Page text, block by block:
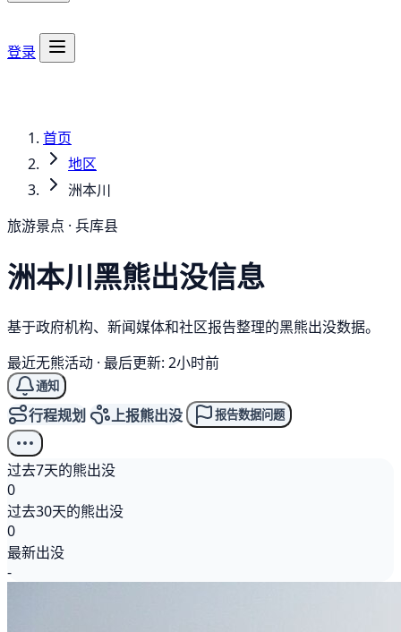
登录
首页
地区
洲本川
旅游景点 · 兵库县
洲本川黑熊出没信息
基于政府机构、新闻媒体和社区报告整理的黑熊出没数据。
最近无熊活动 · 最后更新: 2小时前
通知
行程规划 上报熊出没 报告数据问题
过去7天的熊出没
0
过去30天的熊出没
0
最新出没
-